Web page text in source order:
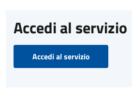
Accedi al servizio
Accedi al servizio